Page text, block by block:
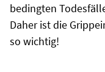
bedingten
Daher ist die
so wichtig!